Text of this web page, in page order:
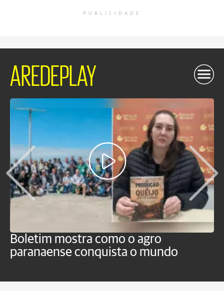
PUBLICIDADE
AREDEPLAY
Boletim mostra como o agro
paranaense conquista o mundo